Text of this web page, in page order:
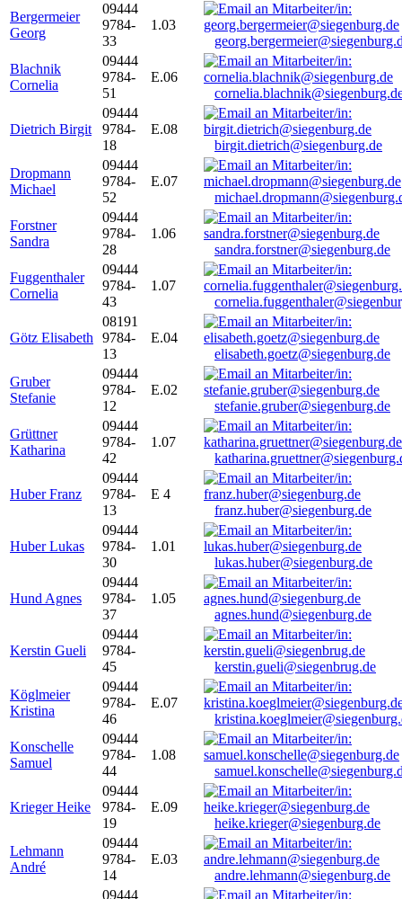
Bergermeier
Georg
09444
9784-
33
1.03
Blachnik
Cornelia
09444
9784-
51
E.06
Dietrich Birgit
09444
9784-
18
E.08
birgit.dietrich@siegenburg.de
Dropmann
Michael
09444
9784-
52
E.07
Forstner
Sandra
09444
9784-
28
1.06
sandra.forstner@siegenburg.de
Fuggenthaler
Cornelia
09444
9784-
43
1.07
Götz Elisabeth
08191
9784-
13
E.04
elisabeth.goetz@siegenburg.de
Gruber
Stefanie
09444
9784-
12
E.02
stefanie.gruber@siegenburg.de
Grüttner
Katharina
09444
9784-
42
1.07
Huber Franz
09444
9784-
13
E 4
franz.huber@siegenburg.de
Huber Lukas
09444
9784-
30
1.01
lukas.huber@siegenburg.de
Hund Agnes
09444
9784-
37
1.05
agnes.hund@siegenburg.de
Kerstin Gueli
09444
9784-
45
kerstin.gueli@siegenbrug.de
Köglmeier
Kristina
09444
9784-
46
E.07
Konschelle
Samuel
09444
9784-
44
1.08
Krieger Heike
09444
9784-
19
E.09
heike.krieger@siegenburg.de
Lehmann
André
09444
9784-
14
E.03
andre.lehmann@siegenburg.de
09444